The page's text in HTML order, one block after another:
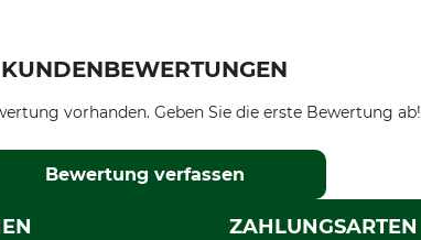
KUNDENBEWERTUNGEN
vorhanden. Geben Sie die erste Bewertung ab!
Bewertung verfassen
ZAHLUNGSARTEN